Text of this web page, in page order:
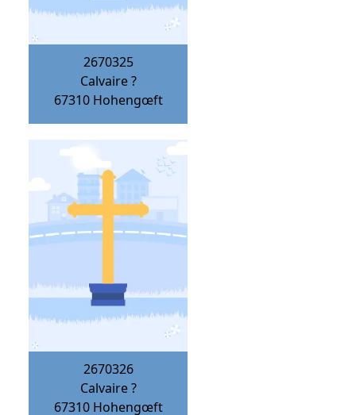
2670325
Calvaire ?
67310 Hohengœft
2670326
Calvaire ?
67310 Hohengœft